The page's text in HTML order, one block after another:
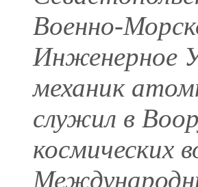
Военно-
Инженерное
механик
служил в
космических